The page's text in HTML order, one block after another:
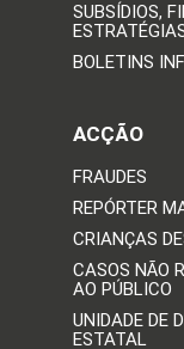
SUBSÍDIOS,
BOLETINS
ACÇÃO
FRAUDES
REPÓRTER
CRIANÇAS
CASOS NÃO
AO PÚBLICO
UNIDADE DE
ESTATAL